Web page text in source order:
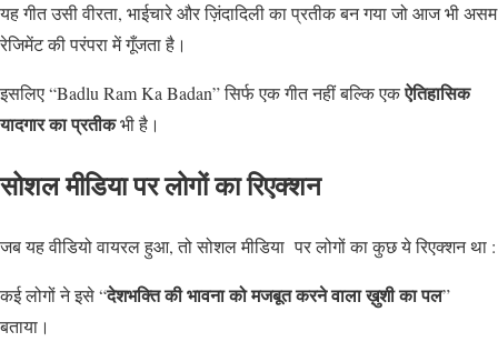
यह गीत उसी वीरता, भाईचारे और ज़िंदादिली का प्रतीक बन गया जो आज भी असम
रेजिमेंट की परंपरा में गूँजता है।
इसलिए “Badlu Ram Ka Badan” सिर्फ एक गीत नहीं बल्कि एकऐतिहासिक
यादगार का प्रतीकभी है।
सोशल मीडिया पर लोगों का रिएक्शन
जब यह वीडियो वायरल हुआ, तो सोशल मीडिया पर लोगों का कुछ ये रिएक्शन था :
कई लोगों ने इसे “देशभक्ति की भावना को मजबूत करने वाला ख़ुशी का पल”
बताया।